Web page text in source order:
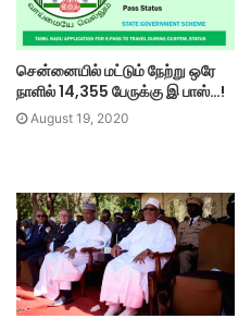
சென்னையில் மட்டும் நேற்று ஒரே
நாளில் 14,355 பேருக்கு இ பாஸ்…!
August 19, 2020